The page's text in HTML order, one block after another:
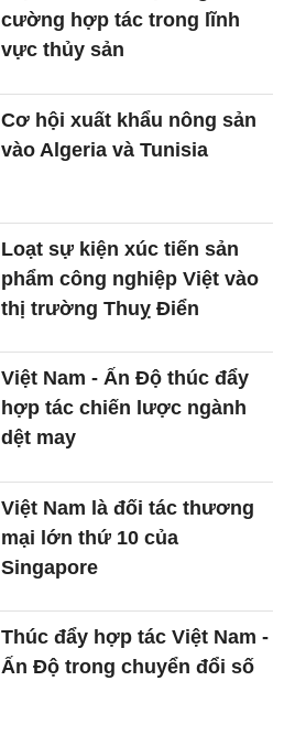
cường hợp tác trong lĩnh
vực thủy sản
Cơ hội xuất khẩu nông sản
vào Algeria và Tunisia
Loạt sự kiện xúc tiến sản
phẩm công nghiệp Việt vào
thị trường Thuỵ Điển
Việt Nam - Ấn Độ thúc đẩy
hợp tác chiến lược ngành
dệt may
Việt Nam là đối tác thương
mại lớn thứ 10 của
Singapore
Thúc đẩy hợp tác Việt Nam -
Ấn Độ trong chuyển đổi số